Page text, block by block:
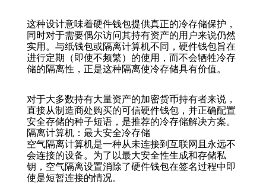
这种设计意味着硬件钱包提供真正的冷存储保护，
同时对于需要偶尔访问其持有资产的用户来说仍然
实用。与纸钱包或隔离计算机不同，硬件钱包旨在
进行定期（即使不频繁）的使用，而不会牺牲冷存
储的隔离性，正是这种隔离使冷存储具有价值。
对于大多数持有大量资产的加密货币持有者来说，
直接从制造商处购买的可信硬件钱包，并正确配置
安全存储的种子短语，是推荐的冷存储解决方案。
隔离计算机：最大安全冷存储
空气隔离计算机是一种从未连接到互联网且永远不
会连接的设备。为了以最大安全性生成和存储私
钥，空气隔离设置消除了硬件钱包在签名过程中即
使是短暂连接的情况。